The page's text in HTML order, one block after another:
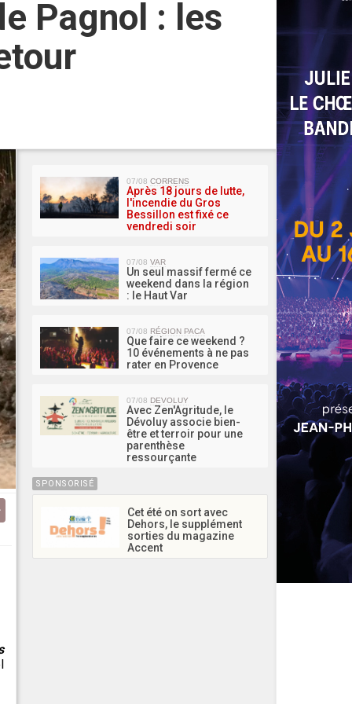
Pagnol : les
07/08 CORRENS
Après 18 jours de lutte,
l'incendie du Gros
Bessillon est fixé ce
vendredi soir
07/08 VAR
Un seul massif fermé ce
weekend dans la région
: le Haut Var
07/08 RÉGION PACA
Que faire ce weekend ?
10 événements à ne pas
rater en Provence
07/08 DEVOLUY
Avec Zen'Agritude, le
Dévoluy associe bien-
être et terroir pour une
parenthèse
ressourçante
SPONSORISÉ
Cet été on sort avec
Dehors, le supplément
sorties du magazine
Accent